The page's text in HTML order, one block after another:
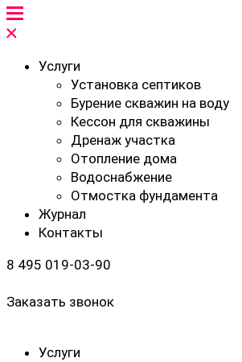
Услуги
Установка септиков
Бурение скважин на воду
Кессон для скважины
Дренаж участка
Отопление дома
Водоснабжение
Отмостка фундамента
Журнал
Контакты
8 495 019-03-90
Заказать звонок
Услуги